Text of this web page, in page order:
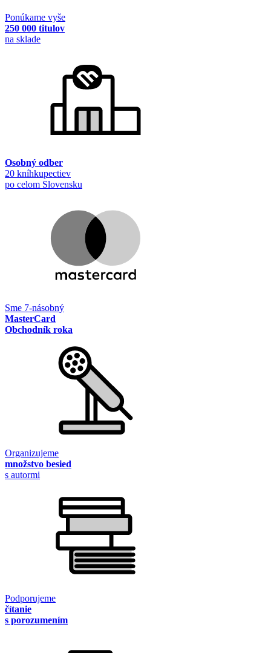
Ponúkame vyše
250 000 titulov
na sklade
Osobný odber
20 kníhkupectiev
po celom Slovensku
Sme 7-násobný
MasterCard
Obchodník roka
Organizujeme
množstvo besied
s autormi
Podporujeme
čítanie
s porozumením